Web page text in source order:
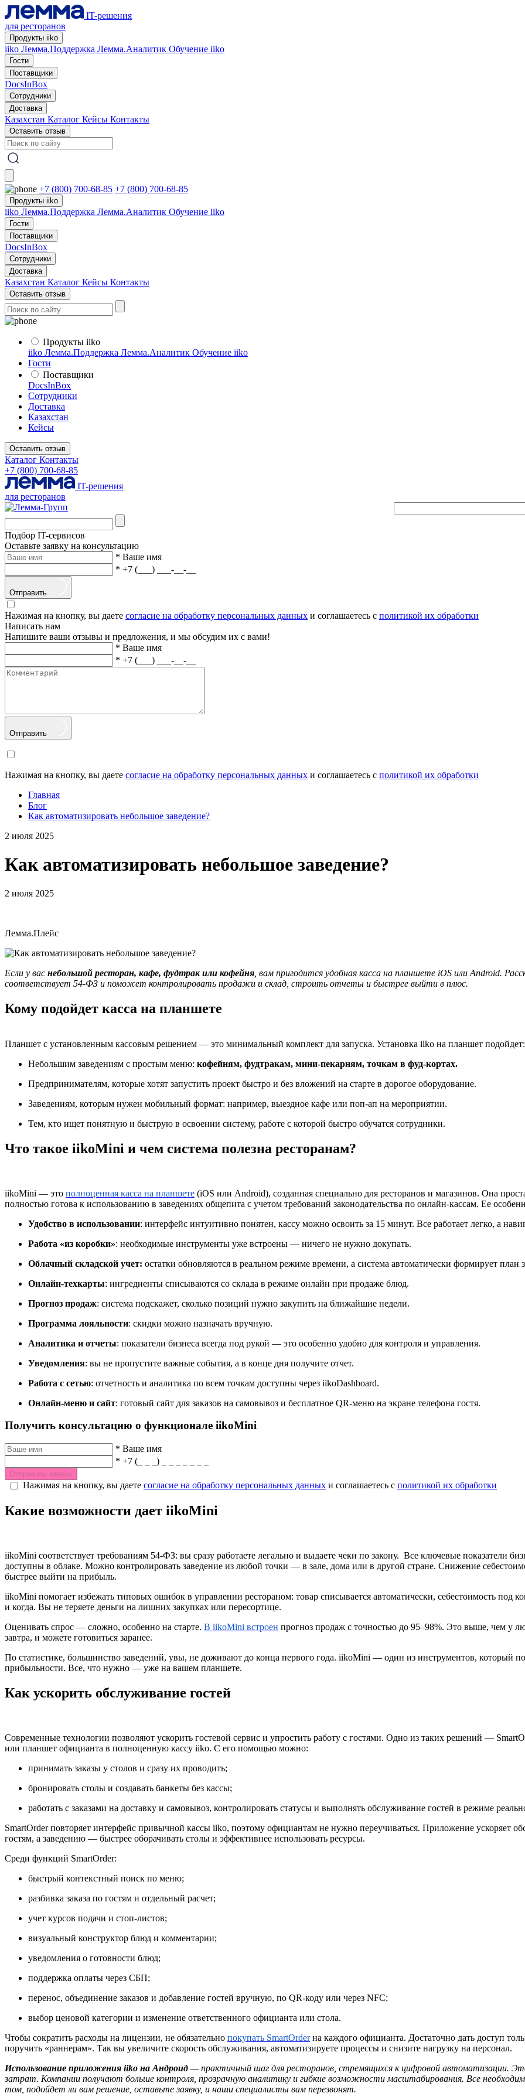
IT-решения
для ресторанов
Продукты iiko
iiko Лемма.Поддержка Лемма.Аналитик Обучение iiko
Гости
Поставщики
DocsInBox
Сотрудники
Доставка
Казахстан Каталог Кейсы Контакты
Оставить отзыв
+7 (800) 700-68-85 +7 (800) 700-68-85
Продукты iiko
iiko Лемма.Поддержка Лемма.Аналитик Обучение iiko
Гости
Поставщики
DocsInBox
Сотрудники
Доставка
Казахстан Каталог Кейсы Контакты
Оставить отзыв
Продукты iiko
iiko Лемма.Поддержка Лемма.Аналитик Обучение iiko
Гости
Поставщики
DocsInBox
Сотрудники
Доставка
Казахстан
Кейсы
Оставить отзыв
Каталог Контакты
+7 (800) 700-68-85
IT-решения
для ресторанов
Подбор IT-сервисов
Оставьте заявку на консультацию
* Ваше имя
* +7 (___) ___-__-__
Отправить
Нажимая на кнопку, вы даете согласие на обработку персональных данных и соглашаетесь с политикой их обработки
Написать нам
Напишите ваши отзывы и предложения, и мы обсудим их с вами!
* Ваше имя
* +7 (___) ___-__-__
Отправить
Нажимая на кнопку, вы даете согласие на обработку персональных данных и соглашаетесь с политикой их обработки
Главная
Блог
Как автоматизировать небольшое заведение?
2 июля 2025
Как автоматизировать небольшое заведение?
2 июля 2025
Лемма.Плейс
Если у вас небольшой ресторан, кафе, фудтрак или кофейня , вам пригодится удобная касса на планшете iOS или Android.
соответствует 54-ФЗ и поможет контролировать продажи и склад, строить отчеты и быстрее выйти в плюс.
Кому подойдет касса на планшете
Планшет с установленным кассовым решением — это минимальный комплект для запуска. Установка iiko на планшет подойдет:
Небольшим заведениям с простым меню: кофейням, фудтракам, мини-пекарням, точкам в фуд-кортах.
Предпринимателям, которые хотят запустить проект быстро и без вложений на старте в дорогое оборудование.
Заведениям, которым нужен мобильный формат: например, выездное кафе или поп-ап на мероприятии.
Тем, кто ищет понятную и быструю в освоении систему, работе с которой быстро обучатся сотрудники.
Что такое iikoMini и чем система полезна ресторанам?
iikoMini — это полноценная касса на планшете (iOS или Android), созданная специально для ресторанов и магазинов. Она
полностью готова к использованию в заведениях общепита с учетом требований законодательства по онлайн-кассам. Ее
Удобство в использовании: интерфейс интуитивно понятен, кассу можно освоить за 15 минут. Все работает легко, а
Работа «из коробки»: необходимые инструменты уже встроены — ничего не нужно докупать.
Облачный складской учет: остатки обновляются в реальном режиме времени, а система автоматически формирует план
Онлайн-техкарты: ингредиенты списываются со склада в режиме онлайн при продаже блюд.
Прогноз продаж: система подскажет, сколько позиций нужно закупить на ближайшие недели.
Программа лояльности: скидки можно назначать вручную.
Аналитика и отчеты: показатели бизнеса всегда под рукой — это особенно удобно для контроля и управления.
Уведомления: вы не пропустите важные события, а в конце дня получите отчет.
Работа с сетью: отчетность и аналитика по всем точкам доступны через iikoDashboard.
Онлайн-меню и сайт: готовый сайт для заказов на самовывоз и бесплатное QR-меню на экране телефона гостя.
Получить консультацию о функционале iikoMini
* Ваше имя
* +7 (_ _ _) _ _ _ _ _ _ _
Отправить заявку
Нажимая на кнопку, вы даете согласие на обработку персональных данных и соглашаетесь с политикой их обработки
Какие возможности дает iikoMini
iikoMini соответствует требованиям 54-ФЗ: вы сразу работаете легально и выдаете чеки по закону. Все ключевые показатели
доступны в облаке. Можно контролировать заведение из любой точки — в зале, дома или в другой стране. Снижение
быстрее выйти на прибыль.
iikoMini помогает избежать типовых ошибок в управлении рестораном: товар списывается автоматически, себестоимость под
и когда. Вы не теряете деньги на лишних закупках или пересортице.
Оценивать спрос — сложно, особенно на старте. В iikoMini встроен прогноз продаж с точностью до 95–98%. Это выше, чем у
завтра, и можете готовиться заранее.
По статистике, большинство заведений, увы, не доживают до конца первого года. iikoMini — один из инструментов, который
прибыльности. Все, что нужно — уже на вашем планшете.
Как ускорить обслуживание гостей
Современные технологии позволяют ускорить гостевой сервис и упростить работу с гостями. Одно из таких решений —
или планшет официанта в полноценную кассу iiko. С его помощью можно:
принимать заказы у столов и сразу их проводить;
бронировать столы и создавать банкеты без кассы;
работать с заказами на доставку и самовывоз, контролировать статусы и выполнять обслуживание гостей в режиме
SmartOrder повторяет интерфейс привычной кассы iiko, поэтому официантам не нужно переучиваться. Приложение ускоряет
гостям, а заведению — быстрее оборачивать столы и эффективнее использовать ресурсы.
Среди функций SmartOrder:
быстрый контекстный поиск по меню;
разбивка заказа по гостям и отдельный расчет;
учет курсов подачи и стоп-листов;
визуальный конструктор блюд и комментарии;
уведомления о готовности блюд;
поддержка оплаты через СБП;
перенос, объединение заказов и добавление гостей вручную, по QR-коду или через NFC;
выбор ценовой категории и изменение ответственного официанта или стола.
Чтобы сократить расходы на лицензии, не обязательно покупать SmartOrderна каждого официанта. Достаточно дать доступ
поручить «раннерам». Так вы увеличите скорость обслуживания, автоматизируете процессы и снизите нагрузку на персонал.
Использование приложения iiko на Андроид — практичный шаг для ресторанов, стремящихся к цифровой автоматизации.
затрат. Компании получают больше контроля, прозрачную аналитику и гибкие возможности масштабирования. Все
том, подойдет ли вам решение, оставьте заявку, и наши специалисты вам перезвонят.